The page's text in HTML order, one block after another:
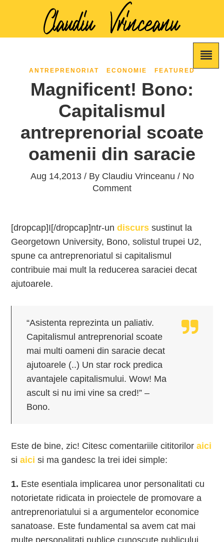
ANTREPRENORIAT ECONOMIE FEATURED
Magnificent! Bono:
Capitalismul
antreprenorial scoate
oamenii din saracie
Aug 14,2013 / By Claudiu Vrinceanu / No
Comment
[dropcap]I[/dropcap]ntr-undiscurs sustinut la
Georgetown University, Bono, solistul trupei U2,
spune ca antreprenoriatul si capitalismul
contribuie mai mult la reducerea saraciei decat
ajutoarele.
“Asistenta reprezinta un paliativ.
Capitalismul antreprenorial scoate
mai multi oameni din saracie decat
ajutoarele (..) Un star rock predica
avantajele capitalismului. Wow! Ma
ascult si nu imi vine sa cred!” –
Bono.
Este de bine, zic! Citesc comentariile cititoriloraici
siaici si ma gandesc la trei idei simple:
1. Este esentiala implicarea unor personalitati cu
notorietate ridicata in proiectele de promovare a
antreprenoriatului si a argumentelor economice
sanatoase. Este fundamental sa avem cat mai
multe personalitati publice cunoscute publicului